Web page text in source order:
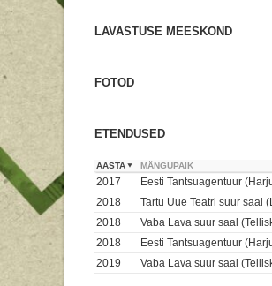
LAVASTUSE MEESKOND
FOTOD
ETENDUSED
AASTA MÄNGUPAIK
2017 Eesti Tantsuagentuur
2018
Tartu Uue Teatri suur saal
2018
Vaba Lava suur saal
2018
Eesti Tantsuagentuur
2019
Vaba Lava suur saal